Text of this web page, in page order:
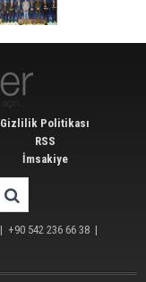
Gizlilik Politikası
RSS
İmsakiye
| +90 542 236 66 38 |